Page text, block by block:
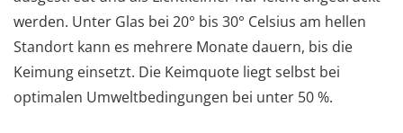
werden. Unter Glas bei 20° bis 30° Celsius am hellen
Standort kann es mehrere Monate dauern, bis die
Keimung einsetzt. Die Keimquote liegt selbst bei
optimalen Umweltbedingungen bei unter 50 %.